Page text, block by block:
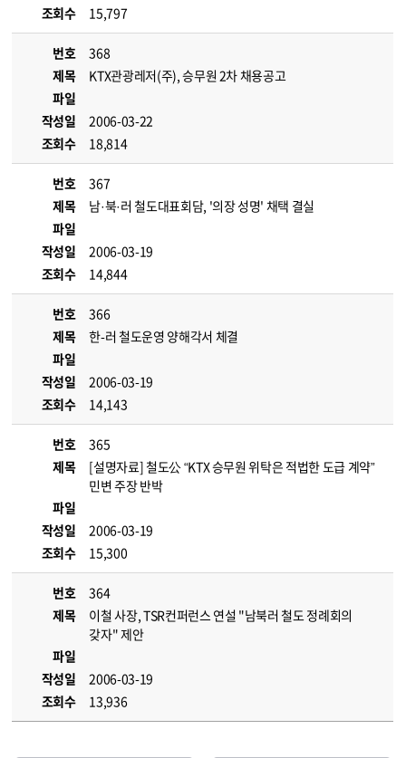
조회수
15,797
번호
368
제목
KTX관광레저(주), 승무원 2차 채용공고
파일
작성일
2006-03-22
조회수
18,814
번호
367
제목
남·북·러 철도대표회담, '의장 성명' 채택 결실
파일
작성일
2006-03-19
조회수
14,844
번호
366
제목
한-러 철도운영 양해각서 체결
파일
작성일
2006-03-19
조회수
14,143
번호
365
제목
[설명자료] 철도公 “KTX 승무원 위탁은 적법한 도급 계약”
민변 주장 반박
파일
작성일
2006-03-19
조회수
15,300
번호
364
제목
이철 사장, TSR컨퍼런스 연설 "남북러 철도 정례회의
갖자" 제안
파일
작성일
2006-03-19
조회수
13,936